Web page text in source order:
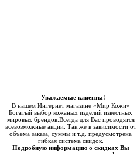
Уважаемые клиенты!
В нашем Интернет магазине «Мир Кожи»
Богатый выбор кожаных изделий известных
мировых брендов.Всегда для Вас проводятся
всевозможные акции. Так же в зависимости от
объема заказа, суммы и т.д. предусмотрена
гибкая система скидок.
Подробную информацию о скидках Вы